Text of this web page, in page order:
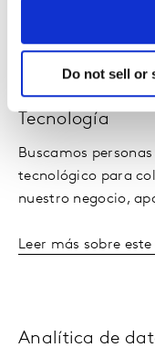
Do not sell or
Tecnología
Buscamos
tecnológico para
nuestro negocio,
Leer más sobre este
Analítica de